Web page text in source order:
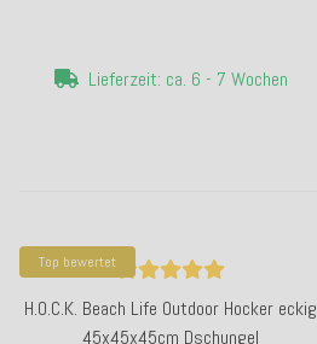
Lieferzeit: ca. 6 - 7 Wochen
Top bewertet
H.O.C.K. Beach Life Outdoor Hocker eckig
45x45x45cm Dschungel